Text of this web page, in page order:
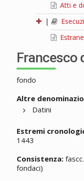
Atti e
|
Francesco
fondo
Altre
Datini
Estremi
1443
Consistenza:
fondaci)